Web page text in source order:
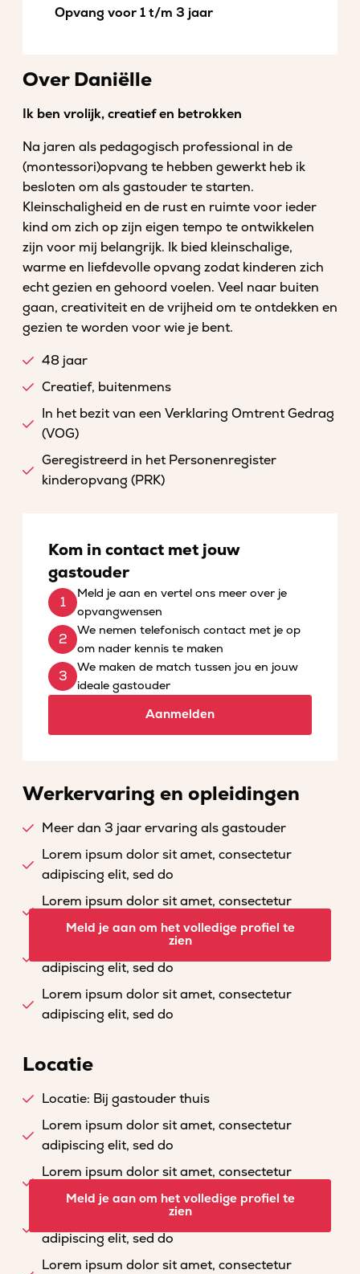
Opvang voor 1 t/m 3 jaar
Over Daniëlle
Ik ben vrolijk, creatief en betrokken
Na jaren als pedagogisch professional in de
(montessori)opvang te hebben gewerkt heb ik
besloten om als gastouder te starten.
Kleinschaligheid en de rust en ruimte voor ieder
kind om zich op zijn eigen tempo te ontwikkelen
zijn voor mij belangrijk. Ik bied kleinschalige,
warme en liefdevolle opvang zodat kinderen zich
echt gezien en gehoord voelen. Veel naar buiten
gaan, creativiteit en de vrijheid om te ontdekken en
gezien te worden voor wie je bent.
48 jaar
Creatief, buitenmens
In het bezit van een Verklaring Omtrent Gedrag
(VOG)
Geregistreerd in het Personenregister
kinderopvang (PRK)
Kom in contact met jouw
gastouder
Meld je aan en vertel ons meer over je
opvangwensen
We nemen telefonisch contact met je op
om nader kennis te maken
We maken de match tussen jou en jouw
ideale gastouder
Aanmelden
Werkervaring en opleidingen
Meer dan 3 jaar ervaring als gastouder
Lorem ipsum dolor sit amet, consectetur
adipiscing elit, sed do
Lorem ipsum dolor sit amet, consectetur
adipiscing elit, sed do
Lorem ipsum dolor sit amet, consectetur
adipiscing elit, sed do
Lorem ipsum dolor sit amet, consectetur
adipiscing elit, sed do
Meld je aan om het volledige profiel te
zien
Locatie
Locatie: Bij gastouder thuis
Lorem ipsum dolor sit amet, consectetur
adipiscing elit, sed do
Lorem ipsum dolor sit amet, consectetur
adipiscing elit, sed do
Lorem ipsum dolor sit amet, consectetur
adipiscing elit, sed do
Lorem ipsum dolor sit amet, consectetur
Meld je aan om het volledige profiel te
zien